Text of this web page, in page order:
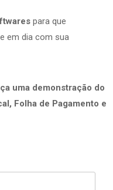
para que
em dia com sua
uma demonstração do
Folha de Pagamento e